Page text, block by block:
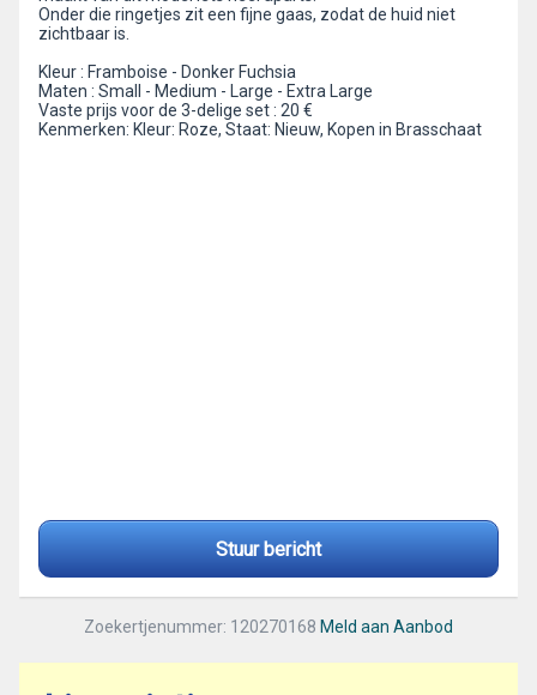
Onder die ringetjes zit een fijne gaas, zodat de huid niet
zichtbaar is.
Kleur : Framboise - Donker Fuchsia
Maten : Small - Medium - Large - Extra Large
Vaste prijs voor de 3-delige set : 20 €
Kenmerken: Kleur: Roze, Staat: Nieuw, Kopen in Brasschaat
Stuur bericht
Zoekertjenummer: 120270168 Meld aan Aanbod